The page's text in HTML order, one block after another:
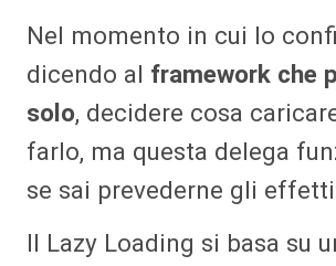
Nel momento in cui lo
dicendo al framework che
solo, decidere cosa
farlo, ma questa delega
se sai prevederne gli
Il Lazy Loading si basa su